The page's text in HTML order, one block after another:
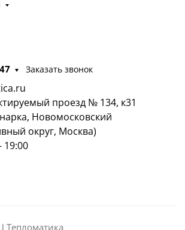
Заказать звонок
проезд № 134, к31
Новомосковский
округ, Москва)